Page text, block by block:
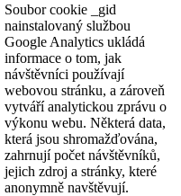
Soubor cookie _gid
nainstalovaný službou
Google Analytics ukládá
informace o tom, jak
návštěvníci používají
webovou stránku, a zároveň
vytváří analytickou zprávu o
výkonu webu. Některá data,
která jsou shromažďována,
zahrnují počet návštěvníků,
jejich zdroj a stránky, které
anonymně navštěvují.